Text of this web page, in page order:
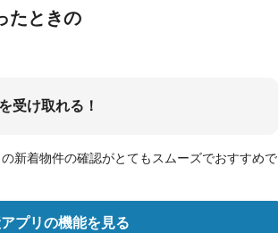
たときの
受け取れる！
新着物件の確認がとてもスムーズでおすすめで
プリの機能を見る